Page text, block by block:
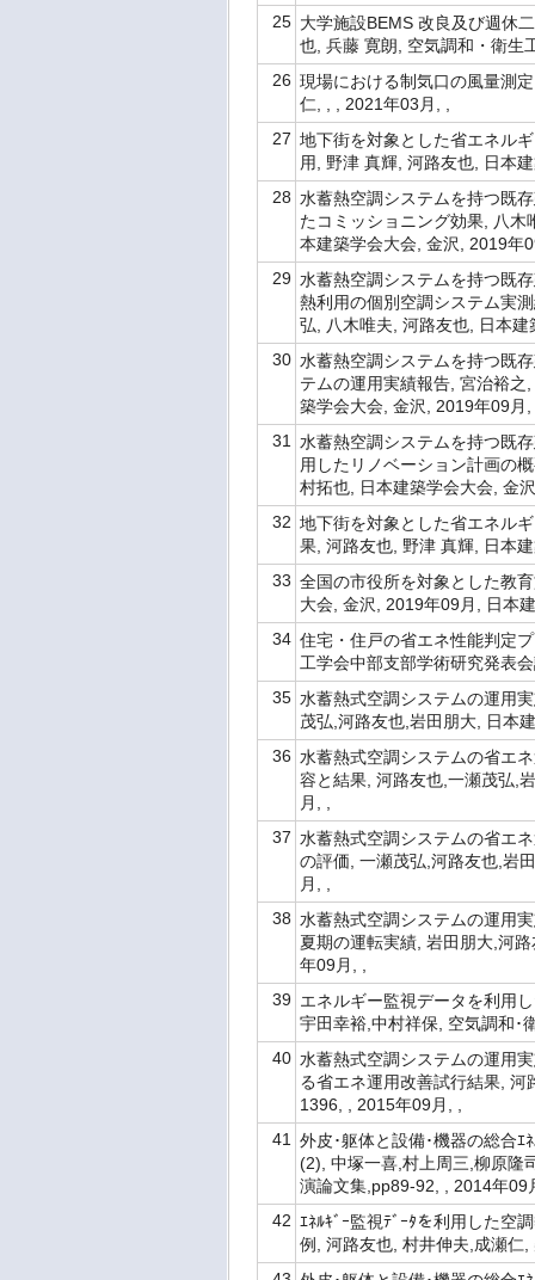
25 大学施設BEMS 改良及び週休
也, 兵藤 寛朗, 空気調和・衛
26 現場における制気口の風量測
仁, , , 2021年03月, ,
27 地下街を対象とした省エネル
用, 野津 真輝, 河路友也, 日本
28 水蓄熱空調システムを持つ既
たコミッショニング効果, 八
本建築学会大会, 金沢, 2019年
29 水蓄熱空調システムを持つ既
熱利用の個別空調システム実
弘, 八木唯夫, 河路友也, 日本
30 水蓄熱空調システムを持つ既
テムの運用実績報告, 宮治裕
築学会大会, 金沢, 2019年09月
31
水蓄熱空調システムを持つ既
用したリノベーション計画の
村拓也, 日本建築学会大会, 金
32 地下街を対象とした省エネル
果, 河路友也, 野津 真輝, 日本
33 全国の市役所を対象とした教
大会, 金沢, 2019年09月, 日本
34 住宅・住戸の省エネ性能判定
工学会中部支部学術研究発表
35 水蓄熱式空調システムの運用
茂弘,河路友也,岩田朋大, 日本
36 水蓄熱式空調システムの省エ
容と結果, 河路友也,一瀬茂弘,
月, ,
37 水蓄熱式空調システムの省エ
の評価, 一瀬茂弘,河路友也,岩
月, ,
38 水蓄熱式空調システムの運用
夏期の運転実績, 岩田朋大,河
年09月, ,
39 エネルギー監視データを利用
宇田幸裕,中村祥保, 空気調和
40 水蓄熱式空調システムの運用
る省エネ運用改善試行結果,
1396, , 2015年09月, ,
41
外皮･躯体と設備･機器の総合ｴ
(2), 中塚一喜,村上周三,柳原隆
演論文集,pp89-92, , 2014年
42 ｴﾈﾙｷﾞｰ監視ﾃﾞｰﾀを利用した空
例, 河路友也, 村井伸夫,成瀬仁